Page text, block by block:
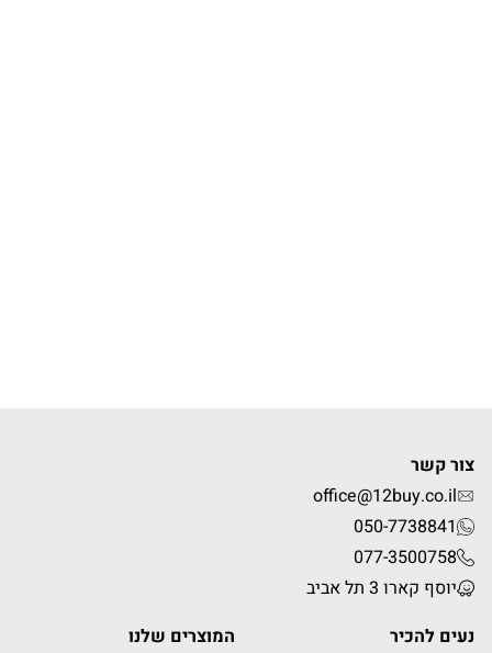
צור קשר
office@12buy.co.il
050-7738841
077-3500758
יוסף קארו 3 תל אביב
נעים להכיר
המוצרים שלנו